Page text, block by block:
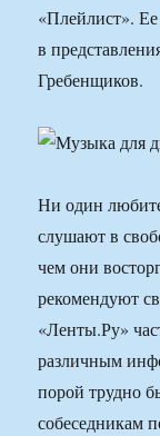
«Плейлист».
в
Гребенщиков.
Ни один
слушают в
чем они
рекомендуют
«Ленты.Ру»
различным
порой трудно
собеседникам